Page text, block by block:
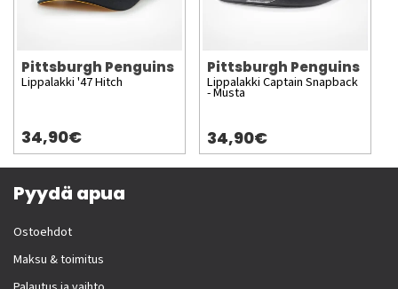
Pittsburgh Penguins
Lippalakki '47 Hitch
34,90€
Pittsburgh Penguins
Lippalakki Captain Snapback
- Musta
34,90€
Pyydä apua
Ostoehdot
Maksu & toimitus